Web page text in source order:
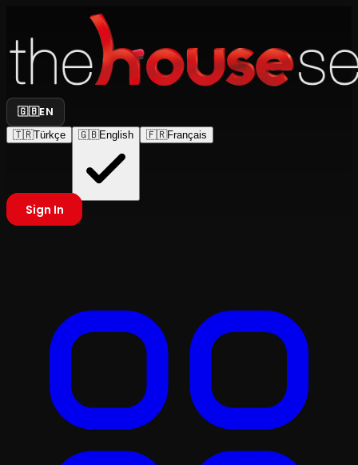
🇬🇧EN
🇹🇷Türkçe 🇬🇧English 🇫🇷Français
Sign In